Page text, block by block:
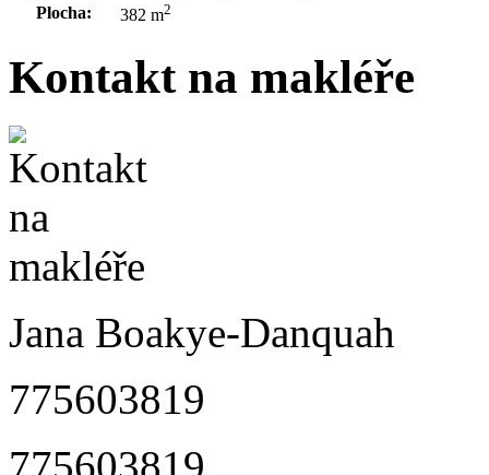
Plocha:
382 m2
Kontakt na makléře
Jana Boakye-Danquah
775603819
775603819